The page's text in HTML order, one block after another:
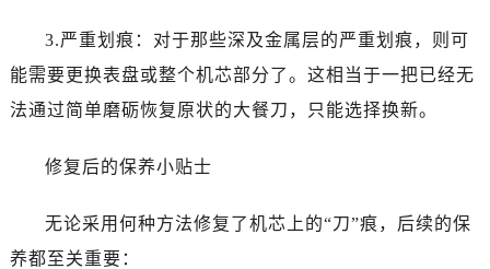
3.严重划痕：对于那些深及金属层的严重划痕，则可
能需要更换表盘或整个机芯部分了。这相当于一把已经无
法通过简单磨砺恢复原状的大餐刀，只能选择换新。
修复后的保养小贴士
无论采用何种方法修复了机芯上的“刀”痕，后续的保
养都至关重要：